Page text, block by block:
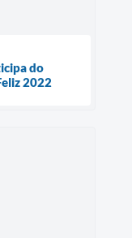
do
2022